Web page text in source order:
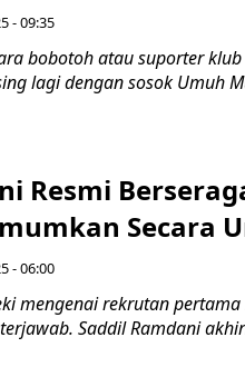
- 09:35
bobotoh atau suporter
lagi dengan sosok Umuh
Resmi
Secara
- 06:00
mengenai rekrutan
Saddil Ramdani